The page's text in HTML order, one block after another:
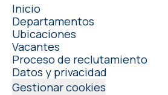
Inicio
Departamentos
Ubicaciones
Vacantes
Proceso de reclutamiento
Datos y privacidad
Gestionar cookies